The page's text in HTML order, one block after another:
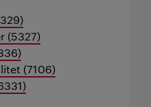
(5327)
(7106)